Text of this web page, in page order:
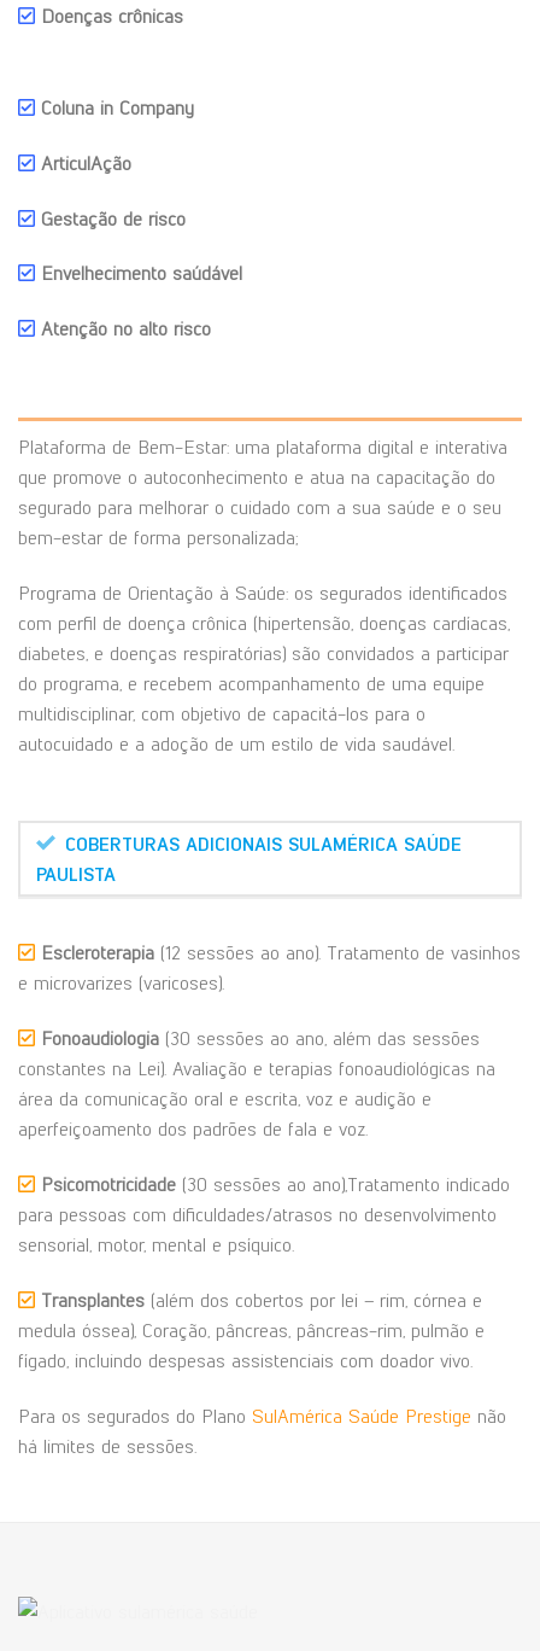
Doenças crônicas
Coluna in Company
ArticulAção
Gestação de risco
Envelhecimento saúdável
Atenção no alto risco
Plataforma de Bem-Estar: uma plataforma digital e interativa
que promove o autoconhecimento e atua na capacitação do
segurado para melhorar o cuidado com a sua saúde e o seu
bem-estar de forma personalizada;
Programa de Orientação à Saúde: os segurados identificados
com perfil de doença crônica (hipertensão, doenças cardíacas,
diabetes, e doenças respiratórias) são convidados a participar
do programa, e recebem acompanhamento de uma equipe
multidisciplinar, com objetivo de capacitá-los para o
autocuidado e a adoção de um estilo de vida saudável.
COBERTURAS ADICIONAIS SULAMÉRICA SAÚDE
PAULISTA
Escleroterapia (12 sessões ao ano). Tratamento de vasinhos
e microvarizes (varicoses).
Fonoaudiologia (30 sessões ao ano, além das sessões
constantes na Lei). Avaliação e terapias fonoaudiológicas na
área da comunicação oral e escrita, voz e audição e
aperfeiçoamento dos padrões de fala e voz.
Psicomotricidade (30 sessões ao ano),Tratamento indicado
para pessoas com dificuldades/atrasos no desenvolvimento
sensorial, motor, mental e psíquico.
Transplantes (além dos cobertos por lei – rim, córnea e
medula óssea), Coração, pâncreas, pâncreas-rim, pulmão e
fígado, incluindo despesas assistenciais com doador vivo.
Para os segurados do Plano SulAmérica Saúde Prestige não
há limites de sessões.